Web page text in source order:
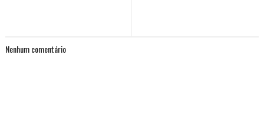
Nenhum comentário